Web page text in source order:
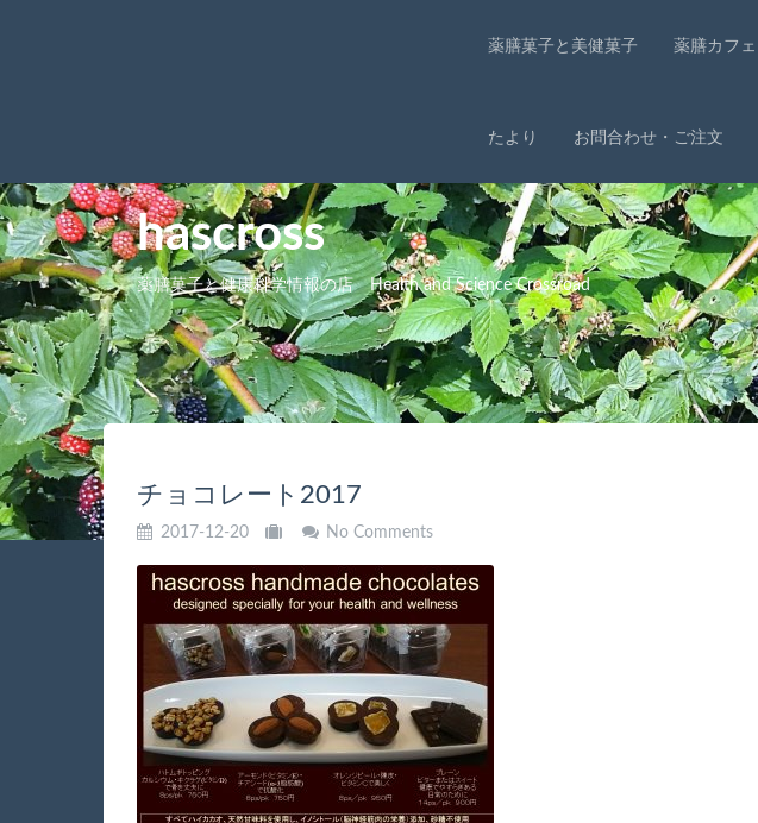
薬膳菓子と美健菓子 薬膳カフェ
たより お問合わせ・ご注文
hascross
薬膳菓子と健康科学情報の店 Health and Science Crossroad
チョコレート2017
2017-12-20 No Comments